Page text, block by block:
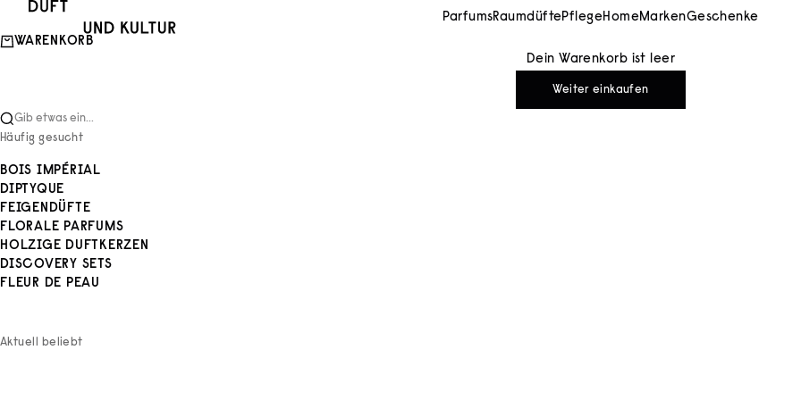
Zum Inhalt springen
Duft und Kultur ParfumsRaumdüftePflegeHomeMarkenGeschenke
WARENKORB
Dein Warenkorb ist leer
Weiter einkaufen
Gib etwas ein...
Häufig gesucht
BOIS IMPÉRIAL
DIPTYQUE
FEIGENDÜFTE
FLORALE PARFUMS
HOLZIGE DUFTKERZEN
DISCOVERY SETS
FLEUR DE PEAU
Aktuell beliebt